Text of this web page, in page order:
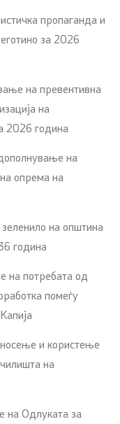
пропаганда и
за 2026
на превентивна
на
2026 година
на
опрема на
на општина
година
на потребата од
помеѓу
и користење
на
на Одлуката за